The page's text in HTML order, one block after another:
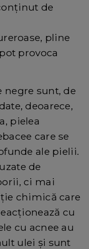
de
pline
provoca
negre sunt, de
deoarece,
pielea
care se
ale pielii.
de
ci mai
chimică care
cu
cu acnee au
ulei și sunt